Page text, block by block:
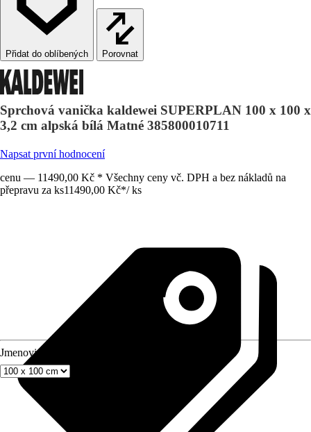
Porovnat
Sprchová vanička kaldewei SUPERPLAN 100 x 100 x
3,2 cm alpská bílá Matné 385800010711
Napsat první hodnocení
cenu — 11490,00 Kč * Všechny ceny vč. DPH a bez nákladů na
přepravu za ks11490,00 Kč*/ ks
Jmenovitý rozmer (DxŠ)